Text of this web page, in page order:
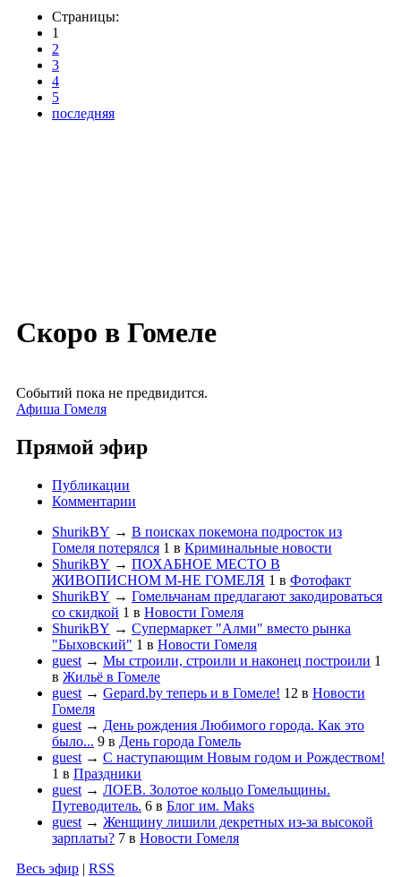
Страницы:
1
2
3
4
5
последняя
Скоро в Гомеле
Событий пока не предвидится.
Афиша Гомеля
Прямой эфир
Публикации
Комментарии
ShurikBY → В поисках покемона подросток из
Гомеля потерялся 1 в Криминальные новости
ShurikBY → ПОХАБНОЕ МЕСТО В
ЖИВОПИСНОМ М-НЕ ГОМЕЛЯ 1 в Фотофакт
ShurikBY → Гомельчанам предлагают закодироваться
со скидкой 1 в Новости Гомеля
ShurikBY → Супермаркет "Алми" вместо рынка
"Быховский" 1 в Новости Гомеля
guest → Мы строили, строили и наконец построили 1
в Жильё в Гомеле
guest → Gepard.by теперь и в Гомеле! 12 в Новости
Гомеля
guest → День рождения Любимого города. Как это
было... 9 в День города Гомель
guest → С наступающим Новым годом и Рождеством!
1 в Праздники
guest → ЛОЕВ. Золотое кольцо Гомельщины.
Путеводитель. 6 в Блог им. Maks
guest → Женщину лишили декретных из-за высокой
зарплаты? 7 в Новости Гомеля
Весь эфир | RSS